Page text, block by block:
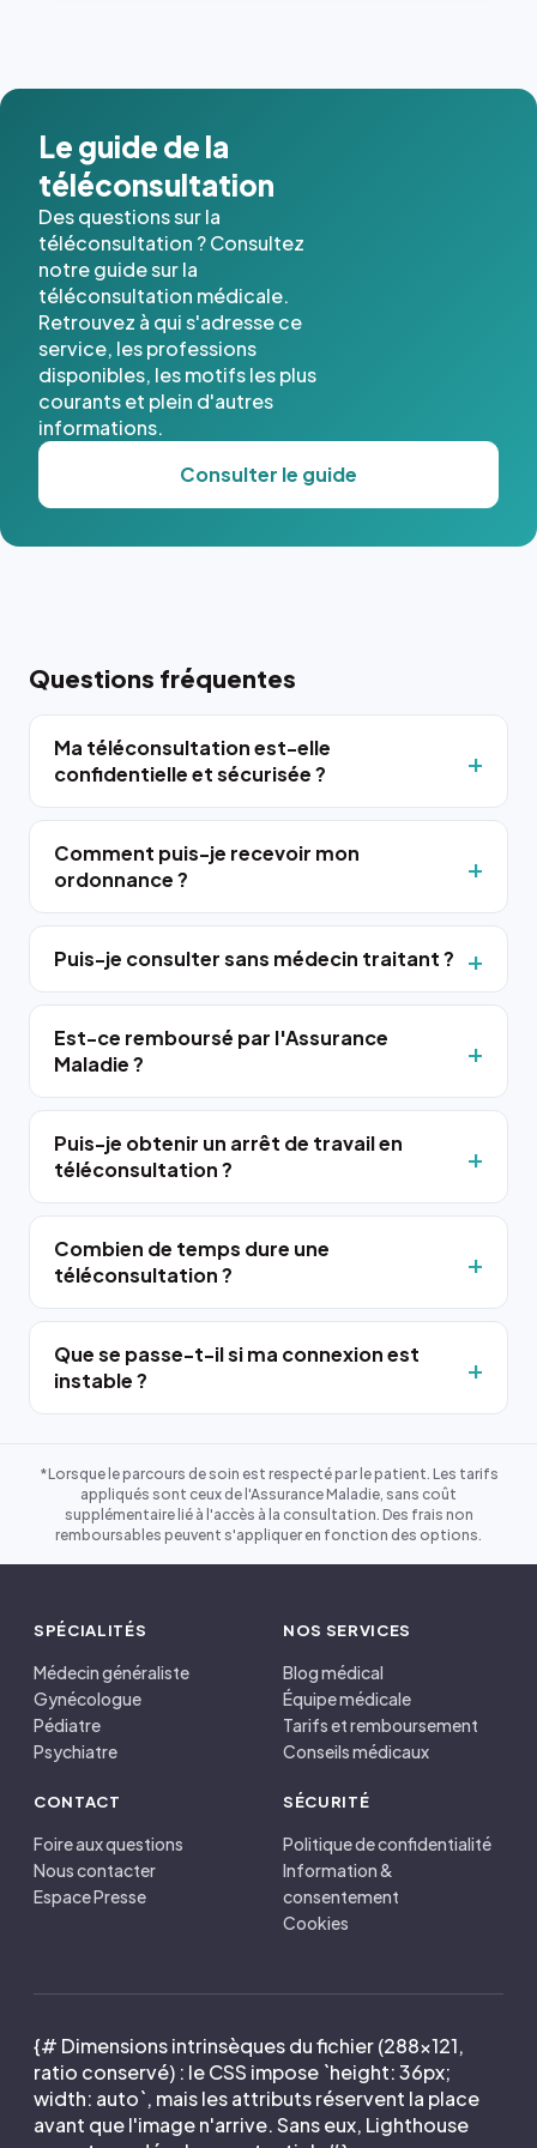
cas. #}
Le guide de la
téléconsultation
Des questions sur la
téléconsultation ? Consultez
notre guide sur la
téléconsultation médicale.
Retrouvez à qui s'adresse ce
service, les professions
disponibles, les motifs les plus
courants et plein d'autres
informations.
Consulter le guide
Questions fréquentes
Ma téléconsultation est-elle
confidentielle et sécurisée ?
Comment puis-je recevoir mon
ordonnance ?
Puis-je consulter sans médecin traitant ?
Est-ce remboursé par l'Assurance
Maladie ?
Puis-je obtenir un arrêt de travail en
téléconsultation ?
Combien de temps dure une
téléconsultation ?
Que se passe-t-il si ma connexion est
instable ?
*Lorsque le parcours de soin est respecté par le patient. Les tarifs
appliqués sont ceux de l'Assurance Maladie, sans coût
supplémentaire lié à l'accès à la consultation. Des frais non
remboursables peuvent s'appliquer en fonction des options.
SPÉCIALITÉS
Médecin généraliste
Gynécologue
Pédiatre
Psychiatre
NOS SERVICES
Blog médical
Équipe médicale
Tarifs et remboursement
Conseils médicaux
CONTACT
Foire aux questions
Nous contacter
Espace Presse
SÉCURITÉ
Politique de confidentialité
Information &
consentement
Cookies
{# Dimensions intrinsèques du fichier (288×121,
ratio conservé) : le CSS impose `height: 36px;
width: auto`, mais les attributs réservent la place
avant que l'image n'arrive. Sans eux, Lighthouse